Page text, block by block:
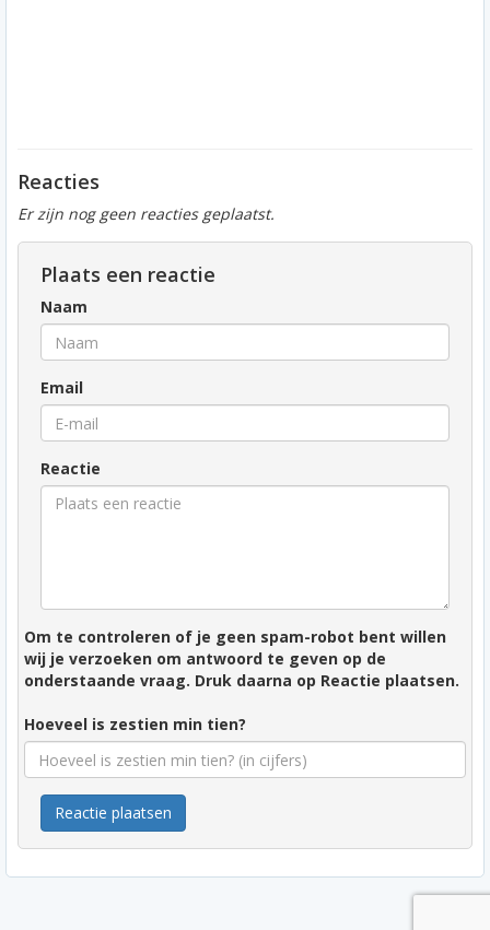
Reacties
Er zijn nog geen reacties geplaatst.
Plaats een reactie
Naam
Email
Reactie
Om te controleren of je geen spam-robot bent willen
wij je verzoeken om antwoord te geven op de
onderstaande vraag. Druk daarna op Reactie plaatsen.
Hoeveel is zestien min tien?
Reactie plaatsen